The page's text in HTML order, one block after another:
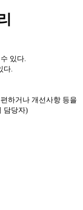
있다.
다.
하거나 개선사항 등을
담당자)